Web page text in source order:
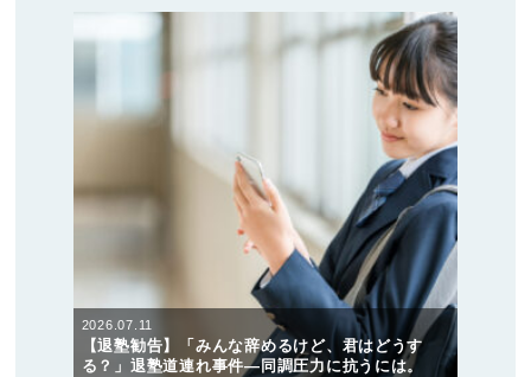
2026.07.11
【退塾勧告】「みんな辞めるけど、君はどうす
る？」退塾道連れ事件―同調圧力に抗うには。